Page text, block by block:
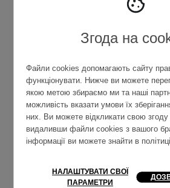
Згода на
Файли cookies допомагають сайту
функціонувати. Нижче ви можете
якою метою збираємо ми та наші
можливість вказати умови їх
них. Ви можете відкликати свою
видаливши файли cookies з вашого
інформації ви можете знайти в
НАЛАШТУВАТИ СВОЇ
ПАРАМЕТРИ
ТОП ЗАСОБИ
Найкращий
безсульфатний
типів волосся